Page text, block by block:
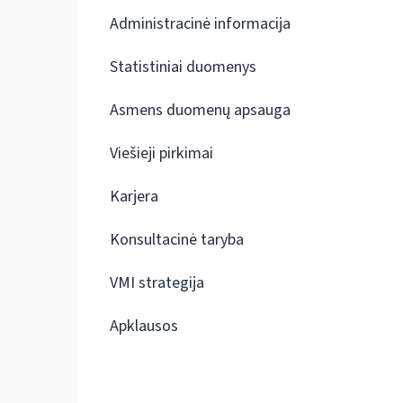
Administracinė informacija
Statistiniai duomenys
Asmens duomenų apsauga
Viešieji pirkimai
Karjera
Konsultacinė taryba
VMI strategija
Apklausos